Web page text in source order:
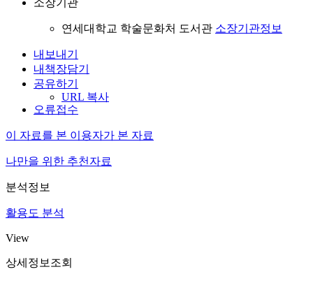
소장기관
연세대학교 학술문화처 도서관 소장기관정보
내보내기
내책장담기
공유하기
URL 복사
오류접수
이 자료를 본 이용자가 본 자료
나만을 위한 추천자료
분석정보
활용도 분석
View
상세정보조회